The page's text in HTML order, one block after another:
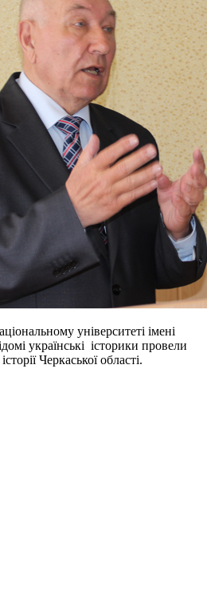
університеті імені
українські історики провели
Черкаської області.